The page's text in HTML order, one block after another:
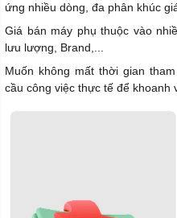
ứng nhiều dòng, đa phân khúc
Giá bán máy phụ thuộc vào
lưu lượng, Brand,...
Muốn không mất thời gian
cầu công việc thực tế để khoanh